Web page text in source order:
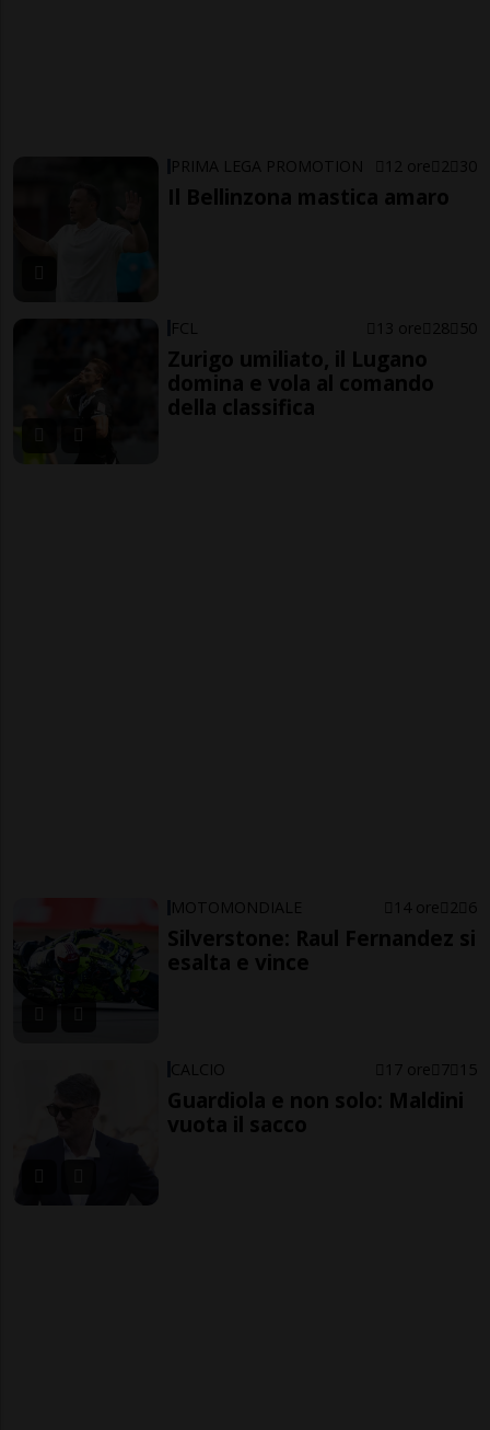
PRIMA LEGA PROMOTION 12 ore 2 30
Il Bellinzona mastica amaro
FCL 13 ore 28 50
Zurigo umiliato, il Lugano
domina e vola al comando
della classifica
MOTOMONDIALE 14 ore 2 6
Silverstone: Raul Fernandez si
esalta e vince
CALCIO 17 ore 7 15
Guardiola e non solo: Maldini
vuota il sacco